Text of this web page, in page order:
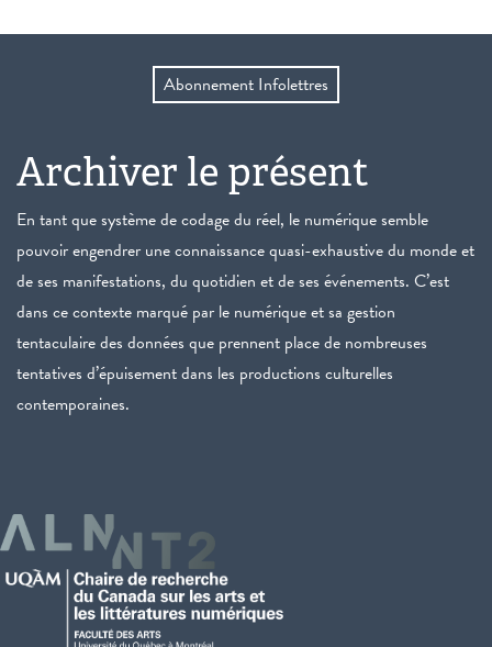
Abonnement Infolettres
Archiver le présent
En tant que système de codage du réel, le numérique semble
pouvoir engendrer une connaissance quasi-exhaustive du monde et
de ses manifestations, du quotidien et de ses événements. C’est
dans ce contexte marqué par le numérique et sa gestion
tentaculaire des données que prennent place de nombreuses
tentatives d’épuisement dans les productions culturelles
contemporaines.